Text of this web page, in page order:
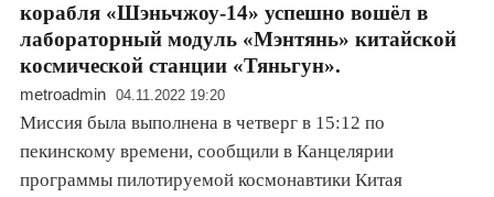
корабля «Шэньчжоу-14» успешно вошёл в
лабораторный модуль «Мэнтянь» китайской
космической станции «Тяньгун».
metroadmin 04.11.2022 19:20
Миссия была выполнена в четверг в 15:12 по
пекинскому времени, сообщили в Канцелярии
программы пилотируемой космонавтики Китая